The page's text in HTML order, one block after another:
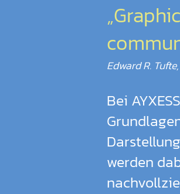
Edward R.
Bei
werden